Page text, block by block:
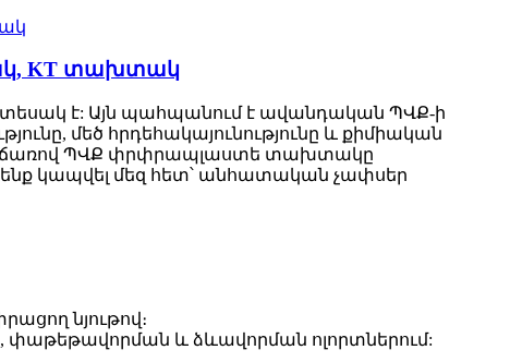
KT տախտակ
է: Այն պահպանում է ավանդական ՊՎՔ-ի
մեծ հրդեհակայունությունը և քիմիական
ՊՎՔ փրփրապլաստե տախտակը
ենք կապվել մեզ հետ՝ անհատական ​​չափսեր
նյութով։
փաթեթավորման և ձևավորման ոլորտներում: